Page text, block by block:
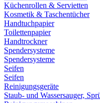
Küchenrollen & Servietten
Kosmetik & Taschentücher
Handtuchpapier
Toilettenpapier
Handtrockner
Spendersysteme
Spendersysteme
Seifen
Seifen
Reinigungsgeräte
Staub- und Wassersauger,